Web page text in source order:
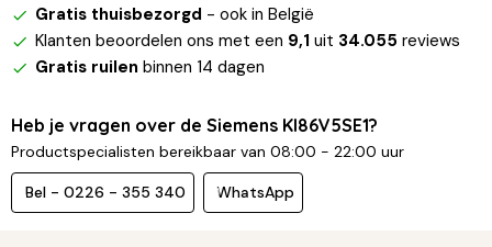
Gratis thuisbezorgd - ook in België
Klanten beoordelen ons met een 9,1 uit 34.055 reviews
Gratis ruilen binnen 14 dagen
Heb je vragen over de Siemens KI86V5SE1?
Productspecialisten bereikbaar van 08:00 - 22:00 uur
Bel - 0226 - 355 340 WhatsApp